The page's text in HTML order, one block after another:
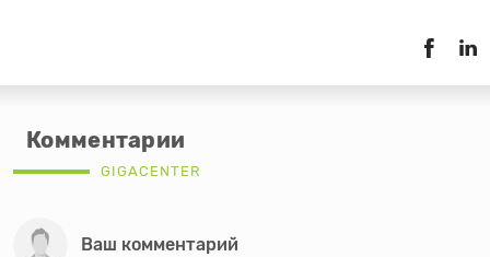
Комментарии
GIGACENTER
Ваш комментарий